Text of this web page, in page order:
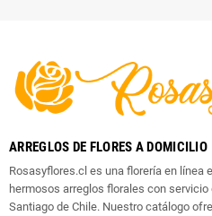
ARREGLOS DE FLORES A DOMICILIO
Rosasyflores.cl es una florería en línea
hermosos arreglos florales con
Santiago de Chile. Nuestro catálogo